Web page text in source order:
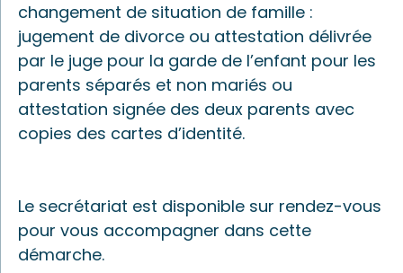
changement de situation de famille :
jugement de divorce ou attestation délivrée
par le juge pour la garde de l’enfant pour les
parents séparés et non mariés ou
attestation signée des deux parents avec
copies des cartes d’identité.
Le secrétariat est disponible sur rendez-vous
pour vous accompagner dans cette
démarche.